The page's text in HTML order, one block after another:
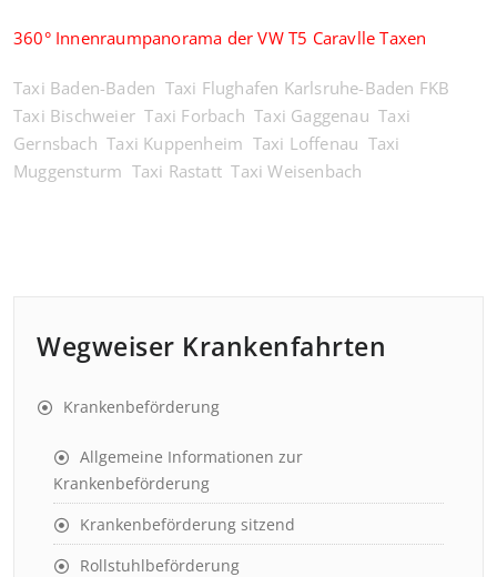
360° Innenraumpanorama der VW T5 Caravlle Taxen
Taxi Baden-Baden Taxi Flughafen Karlsruhe-Baden FKB
Taxi Bischweier Taxi Forbach Taxi Gaggenau Taxi
Gernsbach Taxi Kuppenheim Taxi Loffenau Taxi
Muggensturm Taxi Rastatt Taxi Weisenbach
Wegweiser Krankenfahrten
Krankenbeförderung
Allgemeine Informationen zur
Krankenbeförderung
Krankenbeförderung sitzend
Rollstuhlbeförderung